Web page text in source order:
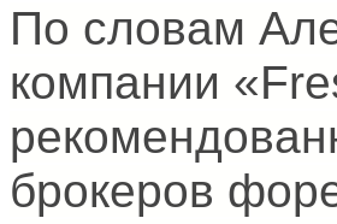
По словам
компании
брокеров